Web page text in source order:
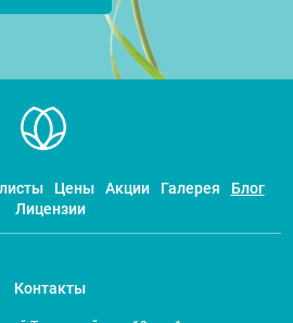
Цены Акции Галерея
Блог
Лицензии
Контакты